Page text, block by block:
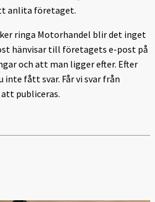
anlita företaget.
ringa Motorhandel blir det inget
hänvisar till företagets e-post på
och att man ligger efter. Efter
inte fått svar. Får vi svar från
publiceras.